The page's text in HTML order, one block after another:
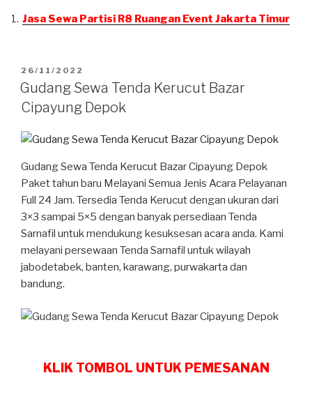
Jasa Sewa Partisi R8 Ruangan Event Jakarta Timur
DIPOSKAN
PADA
26/11/2022
Gudang Sewa Tenda Kerucut Bazar
Cipayung Depok
Gudang Sewa Tenda Kerucut Bazar Cipayung Depok
Paket tahun baru Melayani Semua Jenis Acara Pelayanan
Full 24 Jam. Tersedia Tenda Kerucut dengan ukuran dari
3×3 sampai 5×5 dengan banyak persediaan Tenda
Sarnafil untuk mendukung kesuksesan acara anda. Kami
melayani persewaan Tenda Sarnafil untuk wilayah
jabodetabek, banten, karawang, purwakarta dan
bandung.
KLIK TOMBOL UNTUK PEMESANAN